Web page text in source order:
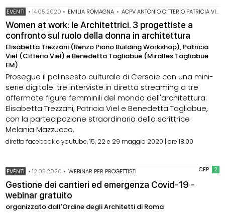
EVENTI •14.05.2020 • EMILIA ROMAGNA • ACPV ANTONIO CITTERIO PATRICIA VIEL
Women at work: le Architettrici. 3 progettiste a
confronto sul ruolo della donna in architettura
Elisabetta Trezzani (Renzo Piano Building Workshop), Patricia
Viel (Citterio Viel) e Benedetta Tagliabue (Miralles Tagliabue
EM)
Prosegue il palinsesto culturale di Cersaie con una mini-
serie digitale: tre interviste in diretta streaming a tre
affermate figure femminili del mondo dell'architettura:
Elisabetta Trezzani, Patricia Viel e Benedetta Tagliabue,
con la partecipazione straordinaria della scrittrice
Melania Mazzucco.
diretta facebook e youtube, 15, 22 e 29 maggio 2020 | ore 18.00
CFP 2
EVENTI •12.05.2020 • WEBINAR PER PROGETTISTI
Gestione dei cantieri ed emergenza Covid-19 -
webinar gratuito
organizzato dall'Ordine degli Architetti di Roma